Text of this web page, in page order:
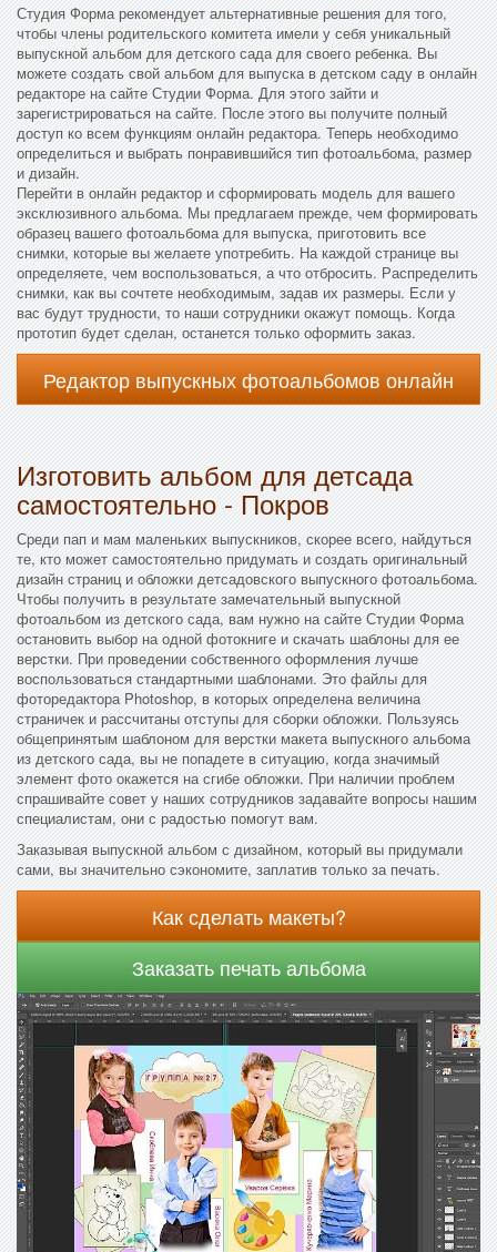
Студия Форма рекомендует альтернативные решения для того,
чтобы члены родительского комитета имели у себя уникальный
выпускной альбом для детского сада для своего ребенка. Вы
можете создать свой альбом для выпуска в детском саду в онлайн
редакторе на сайте Студии Форма. Для этого зайти и
зарегистрироваться на сайте. После этого вы получите полный
доступ ко всем функциям онлайн редактора. Теперь необходимо
определиться и выбрать понравившийся тип фотоальбома, размер
и дизайн.
Перейти в онлайн редактор и сформировать модель для вашего
эксклюзивного альбома. Мы предлагаем прежде, чем формировать
образец вашего фотоальбома для выпуска, приготовить все
снимки, которые вы желаете употребить. На каждой странице вы
определяете, чем воспользоваться, а что отбросить. Распределить
снимки, как вы сочтете необходимым, задав их размеры. Если у
вас будут трудности, то наши сотрудники окажут помощь. Когда
прототип будет сделан, останется только оформить заказ.
Редактор выпускных фотоальбомов онлайн
Изготовить альбом для детсада
самостоятельно - Покров
Среди пап и мам маленьких выпускников, скорее всего, найдуться
те, кто может самостоятельно придумать и создать оригинальный
дизайн страниц и обложки детсадовского выпускного фотоальбома.
Чтобы получить в результате замечательный выпускной
фотоальбом из детского сада, вам нужно на сайте Студии Форма
остановить выбор на одной фотокниге и скачать шаблоны для ее
верстки. При проведении собственного оформления лучше
воспользоваться стандартными шаблонами. Это файлы для
фоторедактора Photoshop, в которых определена величина
страничек и рассчитаны отступы для сборки обложки. Пользуясь
общепринятым шаблоном для верстки макета выпускного альбома
из детского сада, вы не попадете в ситуацию, когда значимый
элемент фото окажется на сгибе обложки. При наличии проблем
спрашивайте совет у наших сотрудников задавайте вопросы нашим
специалистам, они с радостью помогут вам.
Заказывая выпускной альбом с дизайном, который вы придумали
сами, вы значительно сэкономите, заплатив только за печать.
Как сделать макеты?
Заказать печать альбома